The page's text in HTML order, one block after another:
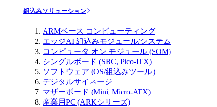
組込みソリューション
ARMベース コンピューティング
エッジAI 組込みモジュール/システム
コンピュータ オン モジュール (SOM)
シングルボード (SBC, Pico-ITX)
ソフトウェア (OS/組込みツール）
デジタルサイネージ
マザーボード (Mini, Micro-ATX)
産業用PC (ARKシリーズ)